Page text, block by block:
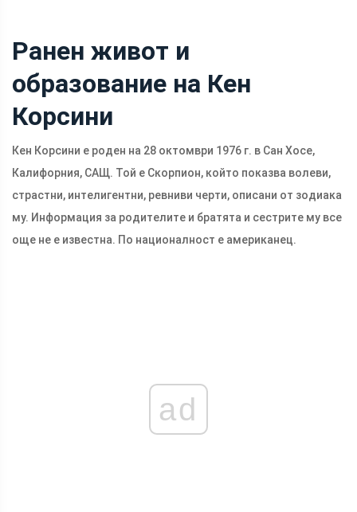
Ранен живот и
образование на Кен
Корсини
Кен Корсини е роден на 28 октомври 1976 г. в Сан Хосе,
Калифорния, САЩ. Той е Скорпион, който показва волеви,
страстни, интелигентни, ревниви черти, описани от зодиака
му. Информация за родителите и братята и сестрите му все
още не е известна. По националност е американец.
ad